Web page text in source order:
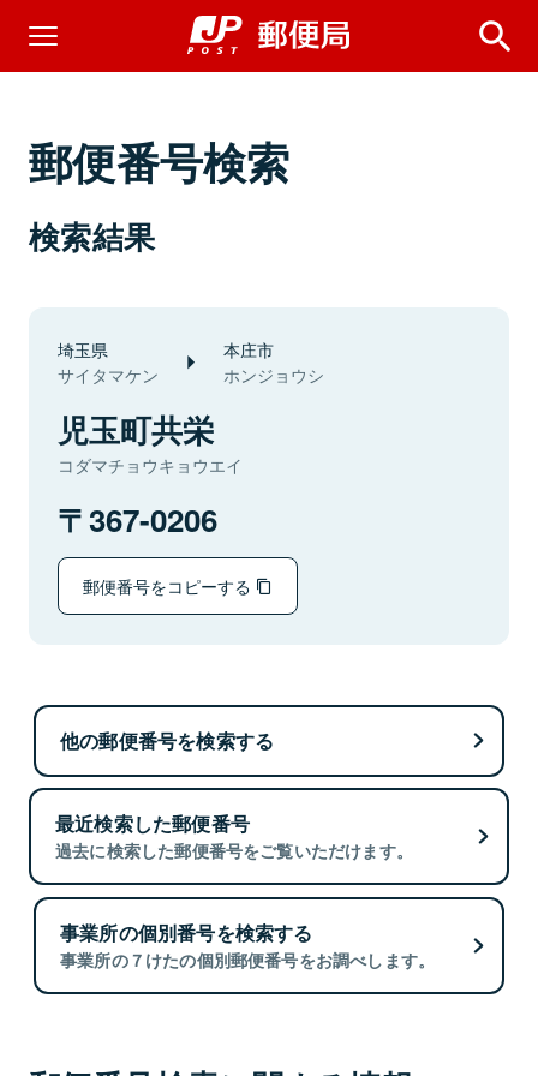
郵便番号検索
検索結果
埼玉県
サイタマケン
本庄市
ホンジョウシ
児玉町共栄
コダマチョウキョウエイ
367-0206
郵便番号をコピーする
他の郵便番号を検索する
最近検索した郵便番号
過去に検索した郵便番号をご覧いただけます。
事業所の個別番号を検索する
事業所の７けたの個別郵便番号をお調べします。